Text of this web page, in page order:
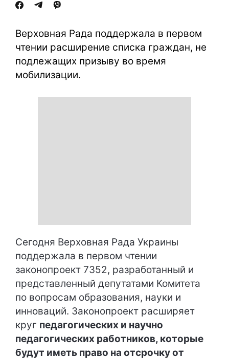
Верховная Рада поддержала в первом
чтении расширение списка граждан, не
подлежащих призыву во время
мобилизации.
Сегодня Верховная Рада Украины
поддержала в первом чтении
законопроект 7352, разработанный и
представленный депутатами Комитета
по вопросам образования, науки и
инноваций. Законопроект расширяет
круг педагогических и научно
педагогических работников, которые
будут иметь право на отсрочку от